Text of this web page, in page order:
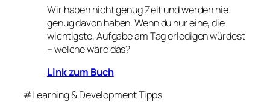
Wir haben nicht genug Zeit und werden nie
genug davon haben. Wenn du nur eine, die
wichtigste, Aufgabe am Tag erledigen würdest
– welche wäre das?
Link zum Buch
#Learning & Development Tipps